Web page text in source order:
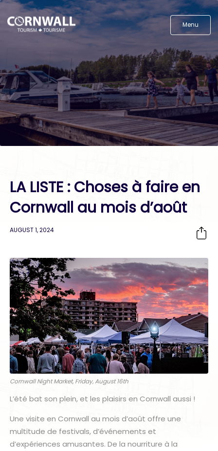
Menu
LA LISTE : Choses à faire en
Cornwall au mois d’août
AUGUST 1, 2024
Cornwall Night Market, Friday, August 16th
L’été bat son plein, et les plaisirs en Cornwall aussi !
Une visite en Cornwall au mois d’août offre une
multitude de festivals, d’événements et
d’expériences amusantes. De la nourriture à la